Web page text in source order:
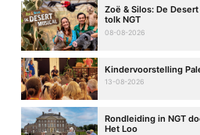
Zoë & Silos: De
tolk NGT
08-08-2026
Kindervoorstelling
13-08-2026
Rondleiding in NGT
Het Loo